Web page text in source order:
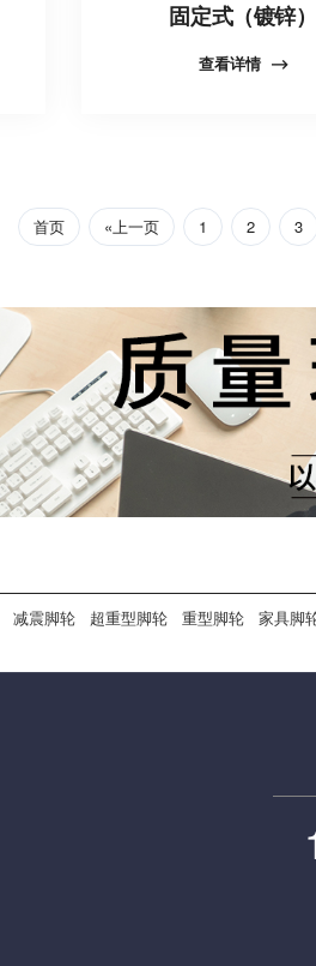
固定式（镀锌）
查看详情
首页 «上一页 1 2 3
减震脚轮 超重型脚轮 重型脚轮 家具脚